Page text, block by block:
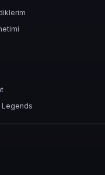
seven oyuncular için
Legends